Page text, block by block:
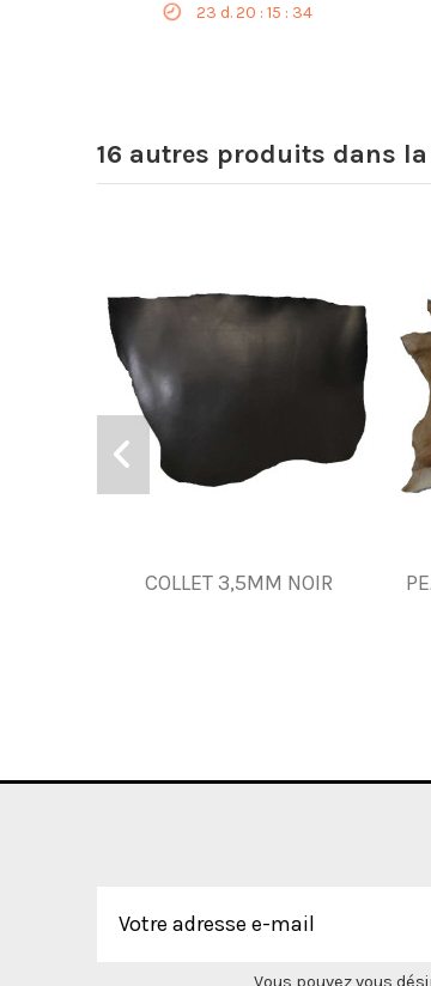
23 d. 20 : 15 : 33
16 autres produits dans
COLLET 3,5MM NOIR
Vous pouvez vous